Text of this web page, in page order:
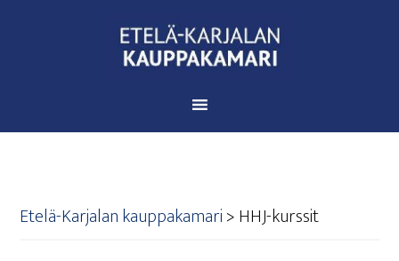
Etelä-Karjalan kauppakamari>HHJ-kurs­sit